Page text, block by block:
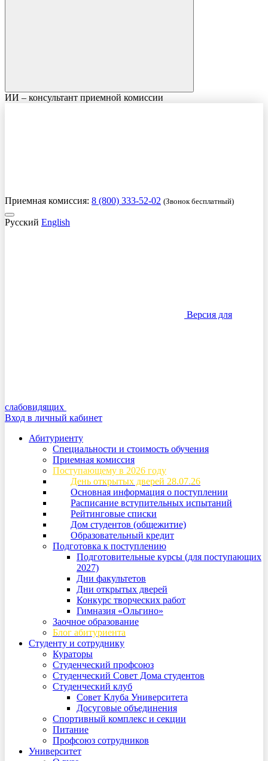
ИИ – консультант приемной комиссии
Приемная комиссия: 8 (800) 333-52-02 (Звонок бесплатный)
Русский English
Версия для
слабовидящих
Вход в личный кабинет
Абитуриенту
Специальности и стоимость обучения
Приемная комиссия
Поступающему в 2026 году
День открытых дверей 28.07.26
Основная информация о поступлении
Расписание вступительных испытаний
Рейтинговые списки
Дом студентов (общежитие)
Образовательный кредит
Подготовка к поступлению
Подготовительные курсы (для поступающих
2027)
Дни факультетов
Дни открытых дверей
Конкурс творческих работ
Гимназия «Ольгино»
Заочное образование
Блог абитуриента
Студенту и сотруднику
Кураторы
Студенческий профсоюз
Студенческий Совет Дома студентов
Студенческий клуб
Совет Клуба Университета
Досуговые объединения
Спортивный комплекс и секции
Питание
Профсоюз сотрудников
Университет